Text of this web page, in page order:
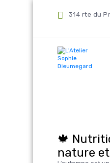
314 rte du
🍁
nature